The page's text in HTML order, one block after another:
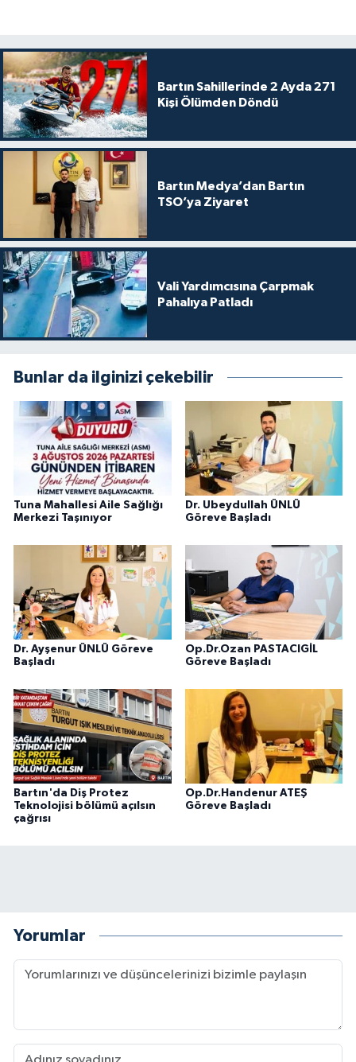
Bartın Sahillerinde 2 Ayda 271
Kişi Ölümden Döndü
Bartın Medya’dan Bartın
TSO’ya Ziyaret
Vali Yardımcısına Çarpmak
Pahalıya Patladı
Bunlar da ilginizi çekebilir
Tuna Mahallesi Aile Sağlığı
Merkezi Taşınıyor
Dr. Ubeydullah ÜNLÜ
Göreve Başladı
Dr. Ayşenur ÜNLÜ Göreve
Başladı
Op.Dr.Ozan PASTACIGİL
Göreve Başladı
Bartın'da Diş Protez
Teknolojisi bölümü açılsın
çağrısı
Op.Dr.Handenur ATEŞ
Göreve Başladı
Yorumlar